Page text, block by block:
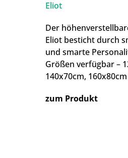
Eliot
Der
Eliot besticht durch
und smarte
Größen verfügbar –
140x70cm,
zum Produkt